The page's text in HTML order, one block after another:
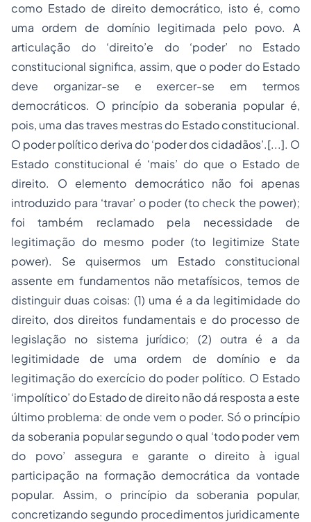
como Estado de direito democrático, isto é, como
uma ordem de domínio legitimada pelo povo. A
articulação do ‘direito’e do ‘poder’ no Estado
constitucional significa, assim, que o poder do Estado
deve organizar-se e exercer-se em termos
democráticos. O princípio da soberania popular é,
pois, uma das traves mestras do Estado constitucional.
O poder político deriva do ‘poder dos cidadãos’.[...]. O
Estado constitucional é ‘mais’ do que o Estado de
direito. O elemento democrático não foi apenas
introduzido para ‘travar’ o poder (to check the power);
foi também reclamado pela necessidade de
legitimação do mesmo poder (to legitimize State
power). Se quisermos um Estado constitucional
assente em fundamentos não metafísicos, temos de
distinguir duas coisas: (1) uma é a da legitimidade do
direito, dos direitos fundamentais e do processo de
legislação no sistema jurídico; (2) outra é a da
legitimidade de uma ordem de domínio e da
legitimação do exercício do poder político. O Estado
‘impolítico’ do Estado de direito não dá resposta a este
último problema: de onde vem o poder. Só o princípio
da soberania popular segundo o qual ‘todo poder vem
do povo’ assegura e garante o direito à igual
participação na formação democrática da vontade
popular. Assim, o princípio da soberania popular,
concretizando segundo procedimentos juridicamente